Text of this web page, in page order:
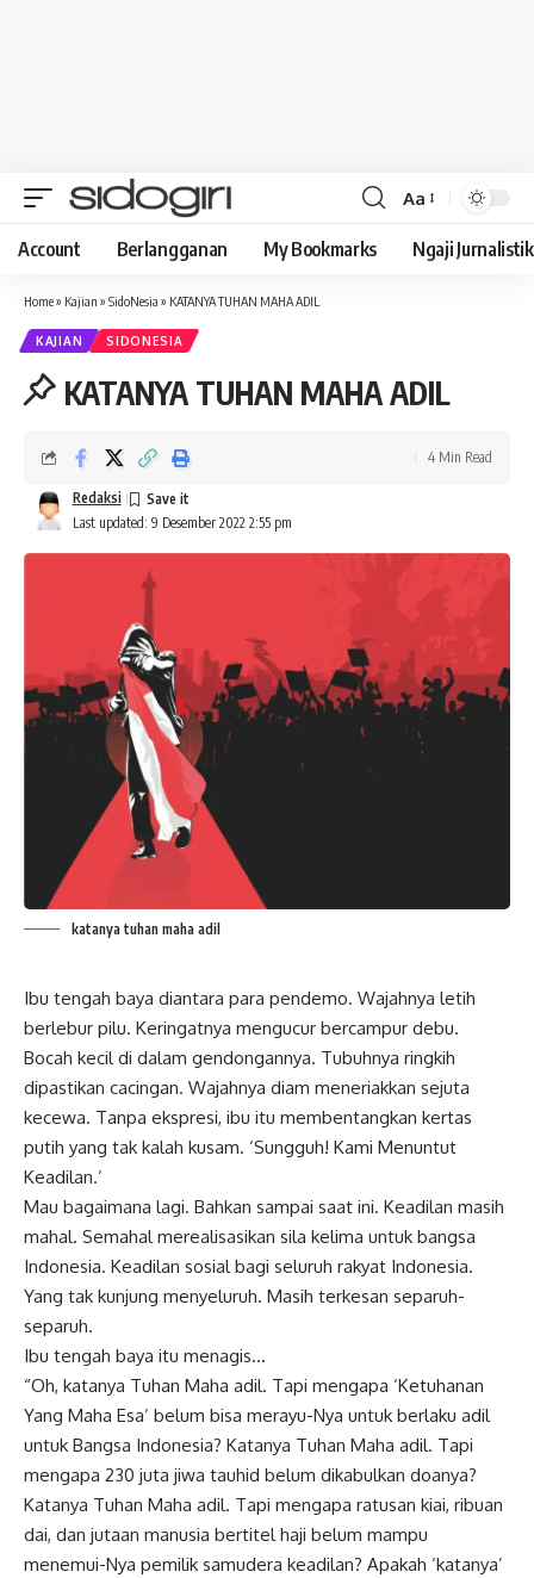
Font
Resizer
Aa
Account Berlangganan My Bookmarks Ngaji Jurnalistik
Home» Kajian » SidoNesia » KATANYA TUHAN MAHA ADIL
KAJIAN SIDONESIA
KATANYA TUHAN MAHA ADIL
Last updated: 9 Desember 2022 2:55 pm
Redaksi
4 Min Read
katanya tuhan maha adil
Ibu tengah baya diantara para pendemo. Wajahnya letih
berlebur pilu. Keringatnya mengucur bercampur debu.
Bocah kecil di dalam gendongannya. Tubuhnya ringkih
dipastikan cacingan. Wajahnya diam meneriakkan sejuta
kecewa. Tanpa ekspresi, ibu itu membentangkan kertas
putih yang tak kalah kusam. ‘Sungguh! Kami Menuntut
Keadilan.’
Mau bagaimana lagi. Bahkan sampai saat ini. Keadilan masih
mahal. Semahal merealisasikan sila kelima untuk bangsa
Indonesia. Keadilan sosial bagi seluruh rakyat Indonesia.
Yang tak kunjung menyeluruh. Masih terkesan separuh-
separuh.
Ibu tengah baya itu menagis…
“Oh, katanya Tuhan Maha adil. Tapi mengapa ‘Ketuhanan
Yang Maha Esa’ belum bisa merayu-Nya untuk berlaku adil
untuk Bangsa Indonesia? Katanya Tuhan Maha adil. Tapi
mengapa 230 juta jiwa tauhid belum dikabulkan doanya?
Katanya Tuhan Maha adil. Tapi mengapa ratusan kiai, ribuan
dai, dan jutaan manusia bertitel haji belum mampu
menemui-Nya pemilik samudera keadilan? Apakah ‘katanya’